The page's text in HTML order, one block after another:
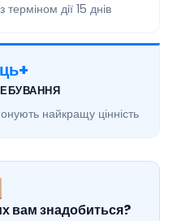
терміном дії 15 днів
найкращу цінність
вам знадобиться?